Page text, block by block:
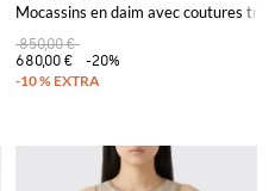
Mocassins en daim avec coutures
850,00 €
680,00 €
-20%